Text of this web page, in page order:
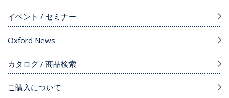
イベント / セミナー
Oxford News
カタログ / 商品検索
ご購入について